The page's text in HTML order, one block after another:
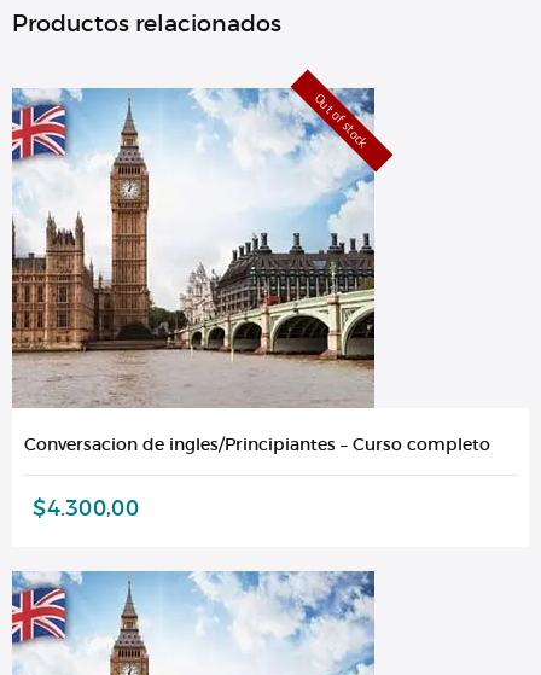
Productos relacionados
Out of stock
Conversacion de ingles/Principiantes – Curso completo
$4.300,00